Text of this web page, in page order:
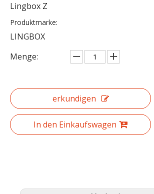
Lingbox Z
Produktmarke:
LINGBOX
Menge:
erkundigen
In den Einkaufswagen